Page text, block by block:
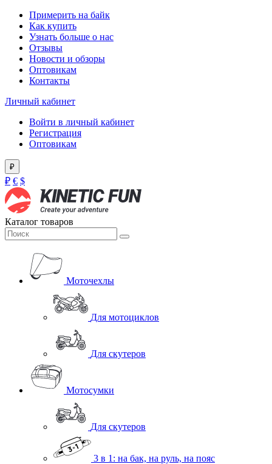
Примерить на байк
Как купить
Узнать больше о нас
Отзывы
Новости и обзоры
Оптовикам
Контакты
Личный кабинет
Войти в личный кабинет
Регистрация
Оптовикам
₽
₽ € $
Каталог товаров
Моточехлы
Для мотоциклов
Для скутеров
Мотосумки
Для скутеров
3 в 1: на бак, на руль, на пояс